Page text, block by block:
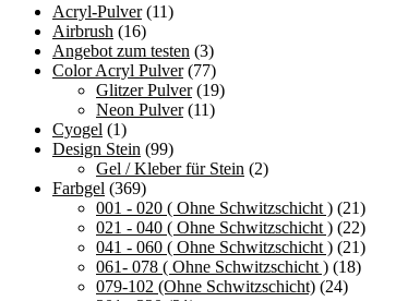
Acryl-Pulver (11)
Airbrush (16)
Angebot zum testen (3)
Color Acryl Pulver (77)
Glitzer Pulver (19)
Neon Pulver (11)
Cyogel (1)
Design Stein (99)
Gel / Kleber für Stein (2)
Farbgel (369)
001 - 020 ( Ohne Schwitzschicht ) (21)
021 - 040 ( Ohne Schwitzschicht ) (22)
041 - 060 ( Ohne Schwitzschicht ) (21)
061- 078 ( Ohne Schwitzschicht ) (18)
079-102 (Ohne Schwitzschicht) (24)